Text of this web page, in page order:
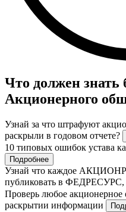
Что должен знать
Акционерного
Узнай за что штрафуют
раскрыли в годовом отчете?
10 типовых ошибок устава
Подробнее
Узнай что каждое
публиковать в ФЕДРЕСУРС,
Проверь любое
раскрытии информации